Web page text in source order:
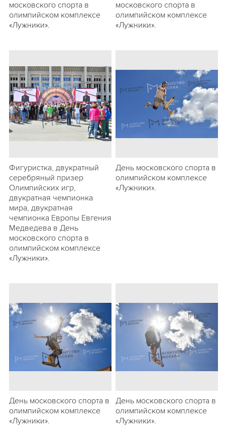
московского спорта в
олимпийском комплексе
«Лужники».
московского спорта в
олимпийском комплексе
«Лужники».
Фигуристка, двукратный
серебряный призер
Олимпийских игр,
двукратная чемпионка
мира, двукратная
чемпионка Европы Евгения
Медведева в День
московского спорта в
олимпийском комплексе
«Лужники».
День московского спорта в
олимпийском комплексе
«Лужники».
День московского спорта в
олимпийском комплексе
«Лужники».
День московского спорта в
олимпийском комплексе
«Лужники».